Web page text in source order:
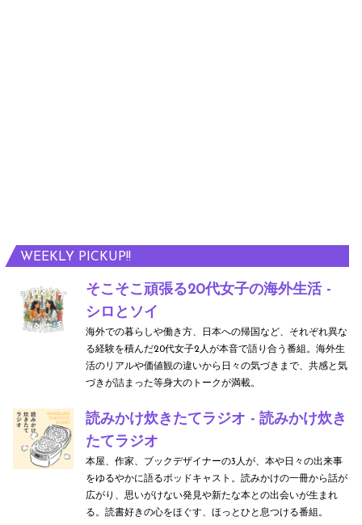
WEEKLY PICKUP!!
そこそこ頑張る20代女子の海外生活 -
シロとソイ
海外での暮らしや働き方、日本への帰国など、それぞれ異な
る経験を積んだ20代女子2人が本音で語り合う番組。海外生
活のリアルや価値観の違いから日々の気づきまで、共感と気
づきが詰まった等身大のトークが満載。
読みかけ炊きたてラジオ - 読みかけ炊き
たてラジオ
本屋、作家、ブックデザイナーの3人が、本や日々の出来事
をゆるやかに語るポッドキャスト。読みかけの一冊から話が
広がり、思いがけない発見や新たな本との出会いが生まれ
る。読書好きの心をほぐす、ほっとひと息つける番組。